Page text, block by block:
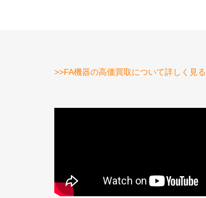
>>FA機器の高価買取について詳しく見る